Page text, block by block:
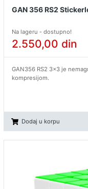
GAN 356 RS2
Na lageru - dostupno!
2.550,00 din
GAN356 RS2 3x3 je
kompresijom.
Dodaj u korpu